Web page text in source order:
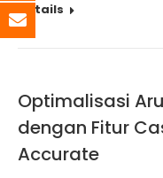
Details
Optimalisasi
dengan Fitur
Accurate